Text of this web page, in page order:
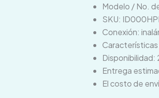
Modelo / No.
SKU:
Conexión:
Disponibilidad:
Entrega
El costo de